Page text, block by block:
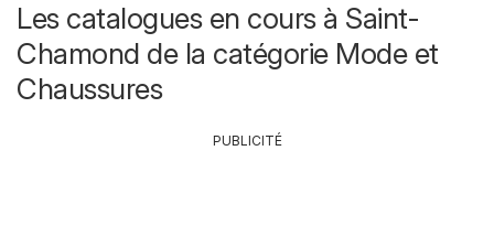
Les catalogues en cours à Saint-
Chamond de la catégorie Mode et
Chaussures
PUBLICITÉ